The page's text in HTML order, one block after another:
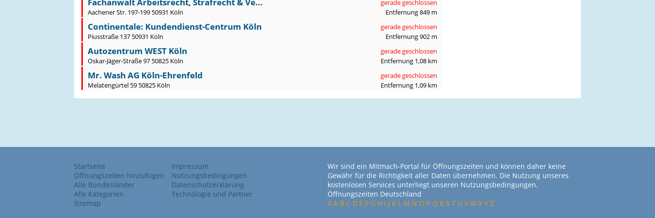
gerade geschlossen
Aachener Str. 197-199 50931 Köln
Entfernung 849 m
Continentale: Kundendienst-Centrum Köln
gerade geschlossen
Piusstraße 137 50931 Köln
Entfernung 902 m
Autozentrum WEST Köln
gerade geschlossen
Oskar-Jäger-Straße 97 50825 Köln
Entfernung 1,08 km
Mr. Wash AG Köln-Ehrenfeld
gerade geschlossen
Melatengürtel 59 50825 Köln
Entfernung 1,09 km
Startseite
Öffnungszeiten hinzufügen
Alle Bundesländer
Alle Kategorien
Sitemap
Impressum
Nutzungsbedingungen
Datenschutzerklärung
Technologie und Partner
Wir sind ein Mitmach-Portal für Öffnungszeiten und können daher keine
Gewähr für die Richtigkeit aller Daten übernehmen. Die Nutzung unseres
kostenlosen Services unterliegt unseren Nutzungsbedingungen.
Öffnungszeiten Deutschland
0 A B C D E F G H I J K L M N O P Q R S T U V W X Y Z